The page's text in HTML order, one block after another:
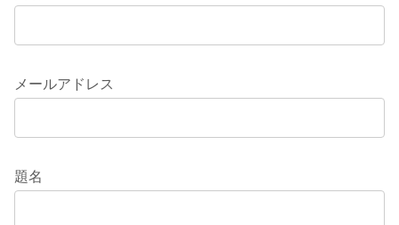
メールアドレス
題名